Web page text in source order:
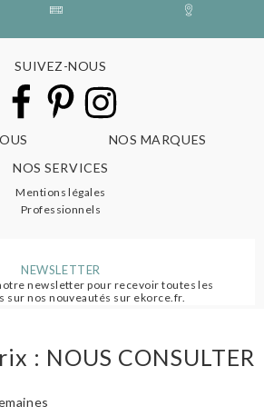
: NOUS CONSULTER
SUIVEZ-NOUS
NOS MARQUES
NOS SERVICES
Mentions légales
Professionnels
NEWSLETTER
newsletter pour recevoir toutes les
sur nos nouveautés sur ekorce.fr.